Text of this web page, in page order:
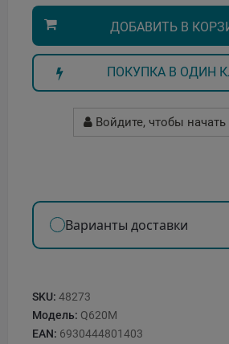
ДОБАВИТЬ В
ПОКУПКА В ОДИН
Войдите, чтобы
Варианты доставки
SKU: 48273
Модель: Q620M
EAN: 6930444801403